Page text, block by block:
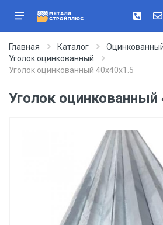
Главная Каталог
Уголок оцинкованный
Уголок оцинкованный 40х40х1.5
Уголок оцинкованный